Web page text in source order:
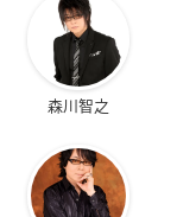
森川智之